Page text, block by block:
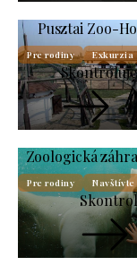
Pusztai Zoo-
Pre rodiny Exkurzia
Zoologická
Pre rodiny